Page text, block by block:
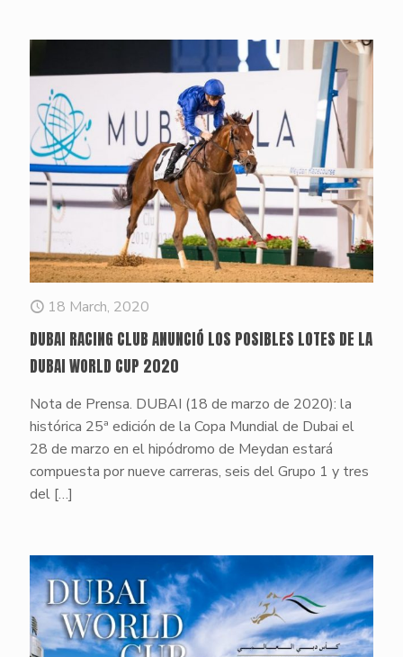
18 March, 2020
DUBAI RACING CLUB ANUNCIÓ LOS POSIBLES LOTES DE LA
DUBAI WORLD CUP 2020
Nota de Prensa. DUBAI (18 de marzo de 2020): la
histórica 25ª edición de la Copa Mundial de Dubai el
28 de marzo en el hipódromo de Meydan estará
compuesta por nueve carreras, seis del Grupo 1 y tres
del […]